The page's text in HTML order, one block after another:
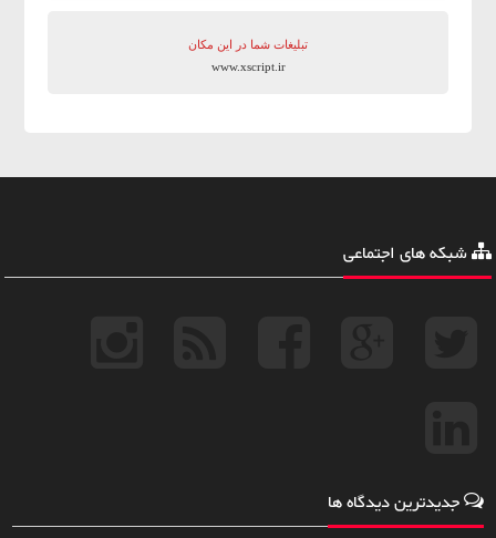
تبلیغات شما در این مکان
www.xscript.ir
شبکه های اجتماعی
جدیدترین دیدگاه ها